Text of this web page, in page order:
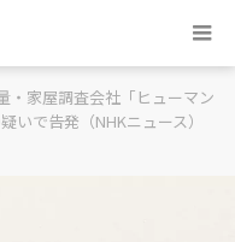
・家屋調査会社「ヒューマン
いで告発（NHKニュース）